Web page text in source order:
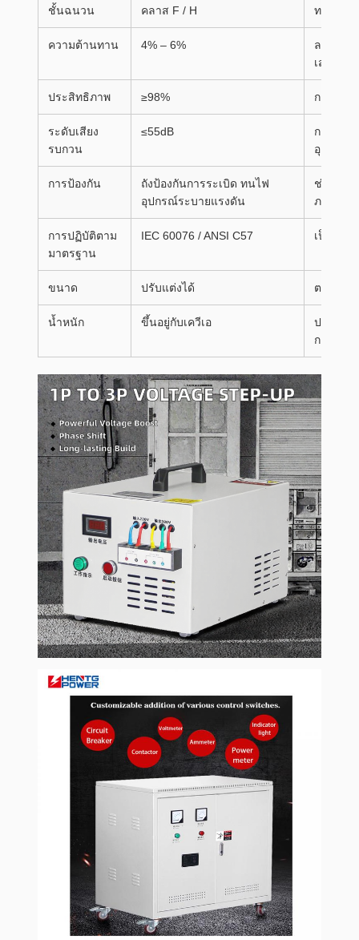
ชั้นฉนวน คลาส F / H ทนต่ออุ
ความต้านทาน 4% – 6%
ลดกระแ
เสถียรภ
ประสิทธิภาพ ≥98% การออก
ระดับเสียง
รบกวน
≤55dB
การทำง
อุตสาหก
การป้องกัน
ถังป้องกันการระเบิด ทนไฟ
อุปกรณ์ระบายแรงดัน
ช่วยให้มั่
ภายใต้ส
การปฏิบัติตาม
มาตรฐาน
IEC 60076 / ANSI C57 เป็นไปต
ขนาด ปรับแต่งได้ ตามควา
น้ำหนัก ขึ้นอยู่กับเควีเอ
ปรับให้เ
การติดตั้